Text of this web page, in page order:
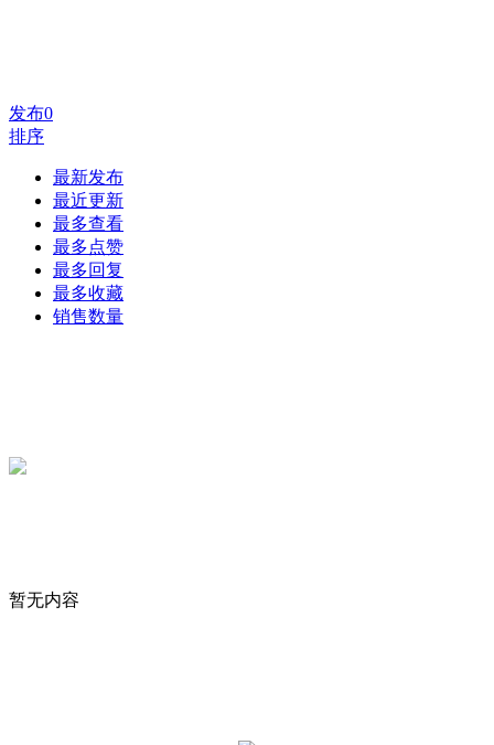
发布0
排序
最新发布
最近更新
最多查看
最多点赞
最多回复
最多收藏
销售数量
暂无内容